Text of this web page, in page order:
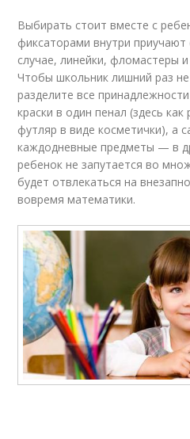
Выбирать стоит вместе с
фиксаторами внутри
случае, линейки, фломастеры
Чтобы школьник лишний раз
разделите все
краски в один пенал (здесь
футляр в виде косметички), а
каждодневные предметы — в
ребенок не запутается во
будет отвлекаться на
вовремя математики.